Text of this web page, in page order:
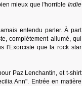
mieux que l'horribleIndie
entendu parler. À part
complètement allumé, qui
l'Exorciste que la rock star
Paz Lenchantin, et t-shirt
Ann". Entrée en matière